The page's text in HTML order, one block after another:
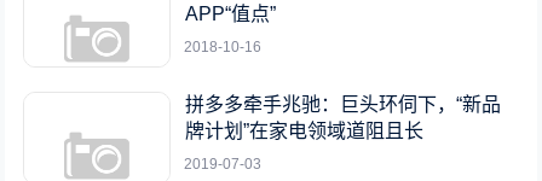
APP“值点”
2018-10-16
拼多多牵手兆驰：巨头环伺下，“新品
牌计划”在家电领域道阻且长
2019-07-03